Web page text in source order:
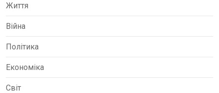
Життя
Війна
Політика
Економіка
Світ